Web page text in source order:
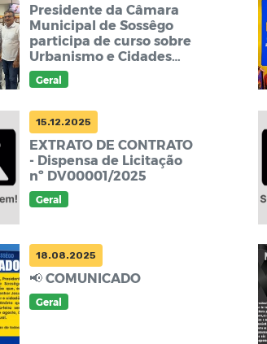
Presidente da Câmara
Municipal de Sossêgo
participa de curso sobre
Urbanismo e Cidades
Inteligentes e
Sustentáveis
Geral
15.12.2025
EXTRATO DE CONTRATO
- Dispensa de Licitação
nº DV00001/2025
Geral
18.08.2025
📢 COMUNICADO
Geral